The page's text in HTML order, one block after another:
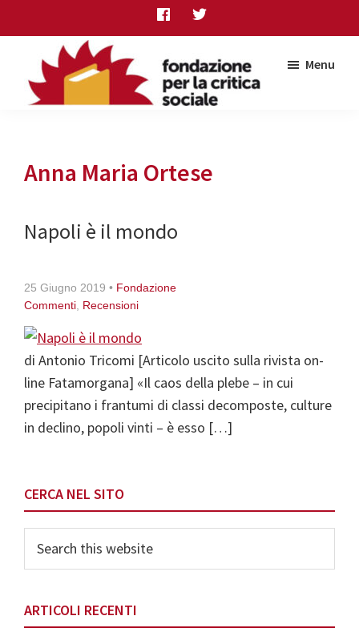
to
content
to
primary
sidebar
to
critica
sociale
Menu
Anna Maria Ortese
Napoli è il mondo
25 Giugno 2019 • Fondazione
Commenti Recensioni
di Antonio Tricomi [Articolo uscito sulla rivista on-
line Fatamorgana] «Il caos della plebe – in cui
precipitano i frantumi di classi decomposte, culture
in declino, popoli vinti – è esso […]
Primary
Sidebar
CERCA NEL SITO
this
ARTICOLI RECENTI